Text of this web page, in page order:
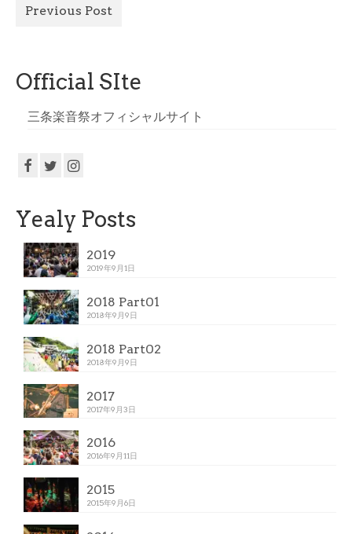
Previous Post
Official SIte
三条楽音祭オフィシャルサイト
Yealy Posts
2019
2019年9月1日
2018 Part01
2018年9月9日
2018 Part02
2018年9月9日
2017
2017年9月3日
2016
2016年9月11日
2015
2015年9月6日